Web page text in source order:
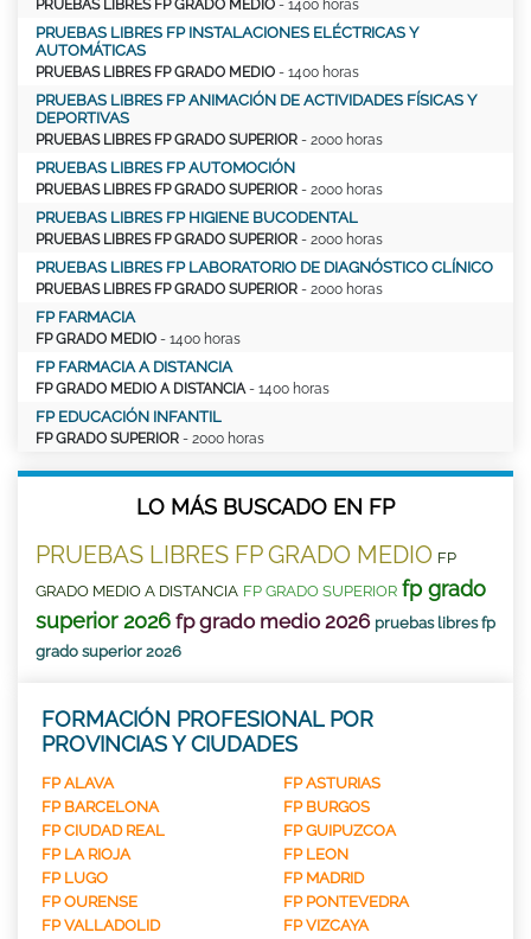
PRUEBAS LIBRES FP GRADO MEDIO - 1400 horas
PRUEBAS LIBRES FP INSTALACIONES ELÉCTRICAS Y
AUTOMÁTICAS
PRUEBAS LIBRES FP GRADO MEDIO - 1400 horas
PRUEBAS LIBRES FP ANIMACIÓN DE ACTIVIDADES FÍSICAS Y
DEPORTIVAS
PRUEBAS LIBRES FP GRADO SUPERIOR - 2000 horas
PRUEBAS LIBRES FP AUTOMOCIÓN
PRUEBAS LIBRES FP GRADO SUPERIOR - 2000 horas
PRUEBAS LIBRES FP HIGIENE BUCODENTAL
PRUEBAS LIBRES FP GRADO SUPERIOR - 2000 horas
PRUEBAS LIBRES FP LABORATORIO DE DIAGNÓSTICO CLÍNICO
PRUEBAS LIBRES FP GRADO SUPERIOR - 2000 horas
FP FARMACIA
FP GRADO MEDIO - 1400 horas
FP FARMACIA A DISTANCIA
FP GRADO MEDIO A DISTANCIA- 1400 horas
FP EDUCACIÓN INFANTIL
FP GRADO SUPERIOR - 2000 horas
LO MÁS BUSCADO EN FP
PRUEBAS LIBRES FP GRADO MEDIO FP
GRADO MEDIO A DISTANCIA FP GRADO SUPERIOR fp grado
superior 2026 fp grado medio 2026 pruebas libres fp
grado superior 2026
FORMACIÓN PROFESIONAL POR
PROVINCIAS Y CIUDADES
FP ALAVA
FP ASTURIAS
FP BARCELONA
FP BURGOS
FP CIUDAD REAL
FP GUIPUZCOA
FP LA RIOJA
FP LEON
FP LUGO
FP MADRID
FP OURENSE
FP PONTEVEDRA
FP VALLADOLID
FP VIZCAYA